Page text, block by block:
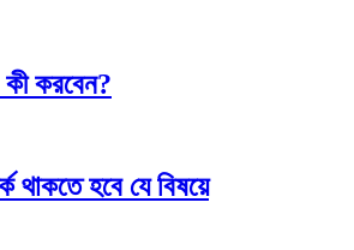
কী করবেন?
থাকতে হবে যে বিষয়ে